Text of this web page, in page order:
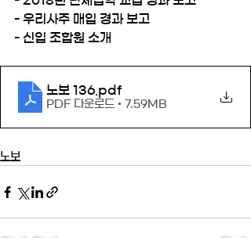
- 우리사주 매입 경과 보고
- 신입 조합원 소개
노보 136 .pdf
PDF 다운로드 • 7.59MB
노보